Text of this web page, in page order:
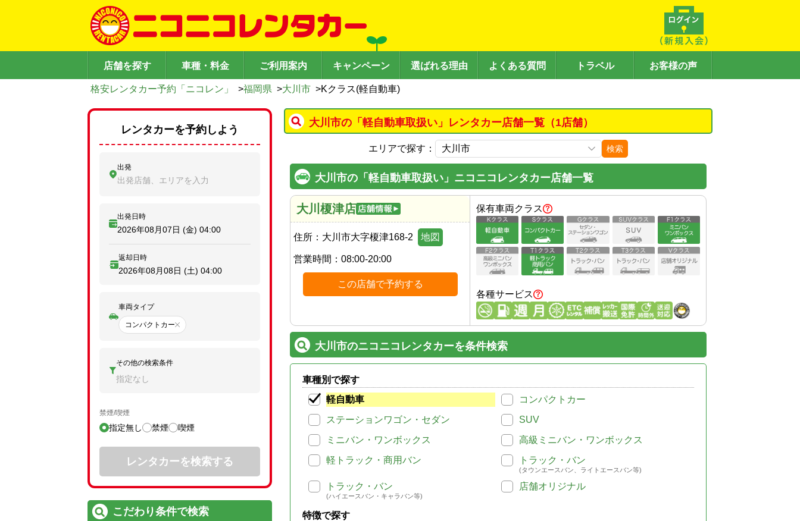
店舗を探す 車種・料金 ご利用案内 キャンペーン 選ばれる理由 よくある質問 トラベル お客様の声
格安レンタカー予約「ニコレン」 >福岡県 >大川市 >Kクラス(軽自動車)
大川市の「軽自動車取扱い」レンタカー店舗一覧（1店舗）
エリアで探す： 検索
大川市の「軽自動車取扱い」ニコニコレンタカー店舗一覧
大川榎津店
住所： 大川市大字榎津168-2 地図
営業時間： 08:00-20:00
この店舗で予約する
保有車両クラス
各種サービス
大川市のニコニコレンタカーを条件検索
車種別で探す
軽自動車
コンパクトカー
ステーションワゴン・セダン
SUV
ミニバン・ワンボックス
高級ミニバン・ワンボックス
軽トラック・商用バン
トラック・バン
(タウンエースバン、ライトエースバン等)
トラック・バン
(ハイエースバン・キャラバン等)
店舗オリジナル
特徴で探す
レンタカーを予約しよう
出発
出発店舗、エリアを入力
出発日時
2026年08月07日 (金) 04:00
返却日時
2026年08月08日 (土) 04:00
車両タイプ
コンパクトカー
その他の検索条件
指定なし
禁煙/喫煙
指定無し 禁煙 喫煙
レンタカーを検索する
こだわり条件で検索